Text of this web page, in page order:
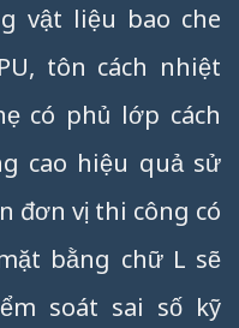
vật liệu bao che
tôn cách nhiệt
có phủ lớp cách
cao hiệu quả sử
đơn vị thi công có
bằng chữ L sẽ
soát sai số kỹ